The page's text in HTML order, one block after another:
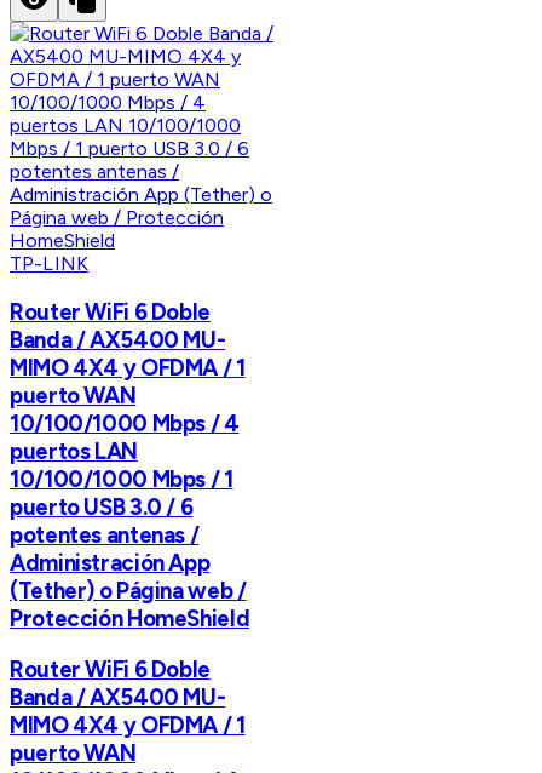
TP-LINK
Router WiFi 6 Doble
Banda / AX5400 MU-
MIMO 4X4 y OFDMA / 1
puerto WAN
10/100/1000 Mbps / 4
puertos LAN
10/100/1000 Mbps / 1
puerto USB 3.0 / 6
potentes antenas /
Administración App
(Tether) o Página web /
Protección HomeShield
Router WiFi 6 Doble
Banda / AX5400 MU-
MIMO 4X4 y OFDMA / 1
puerto WAN